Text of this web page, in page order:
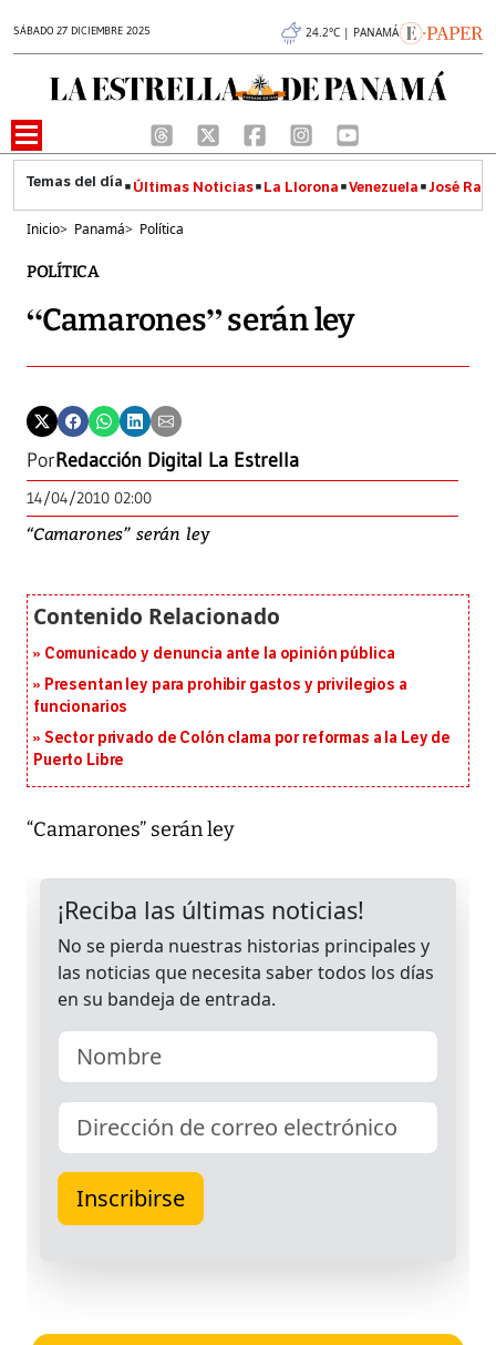
SÁBADO 27 DICIEMBRE 2025 24.2°C | PANAMÁ
Últimas Noticias La Llorona Venezuela José
Inicio> Panamá> Política
POLÍTICA
“Camarones” serán ley
PorRedacción Digital La Estrella
14/04/2010 02:00
“Camarones” serán ley
Comunicado y denuncia ante la opinión pública
Presentan ley para prohibir gastos y privilegios a
funcionarios
Sector privado de Colón clama por reformas a la Ley de
Puerto Libre
“Camarones” serán ley